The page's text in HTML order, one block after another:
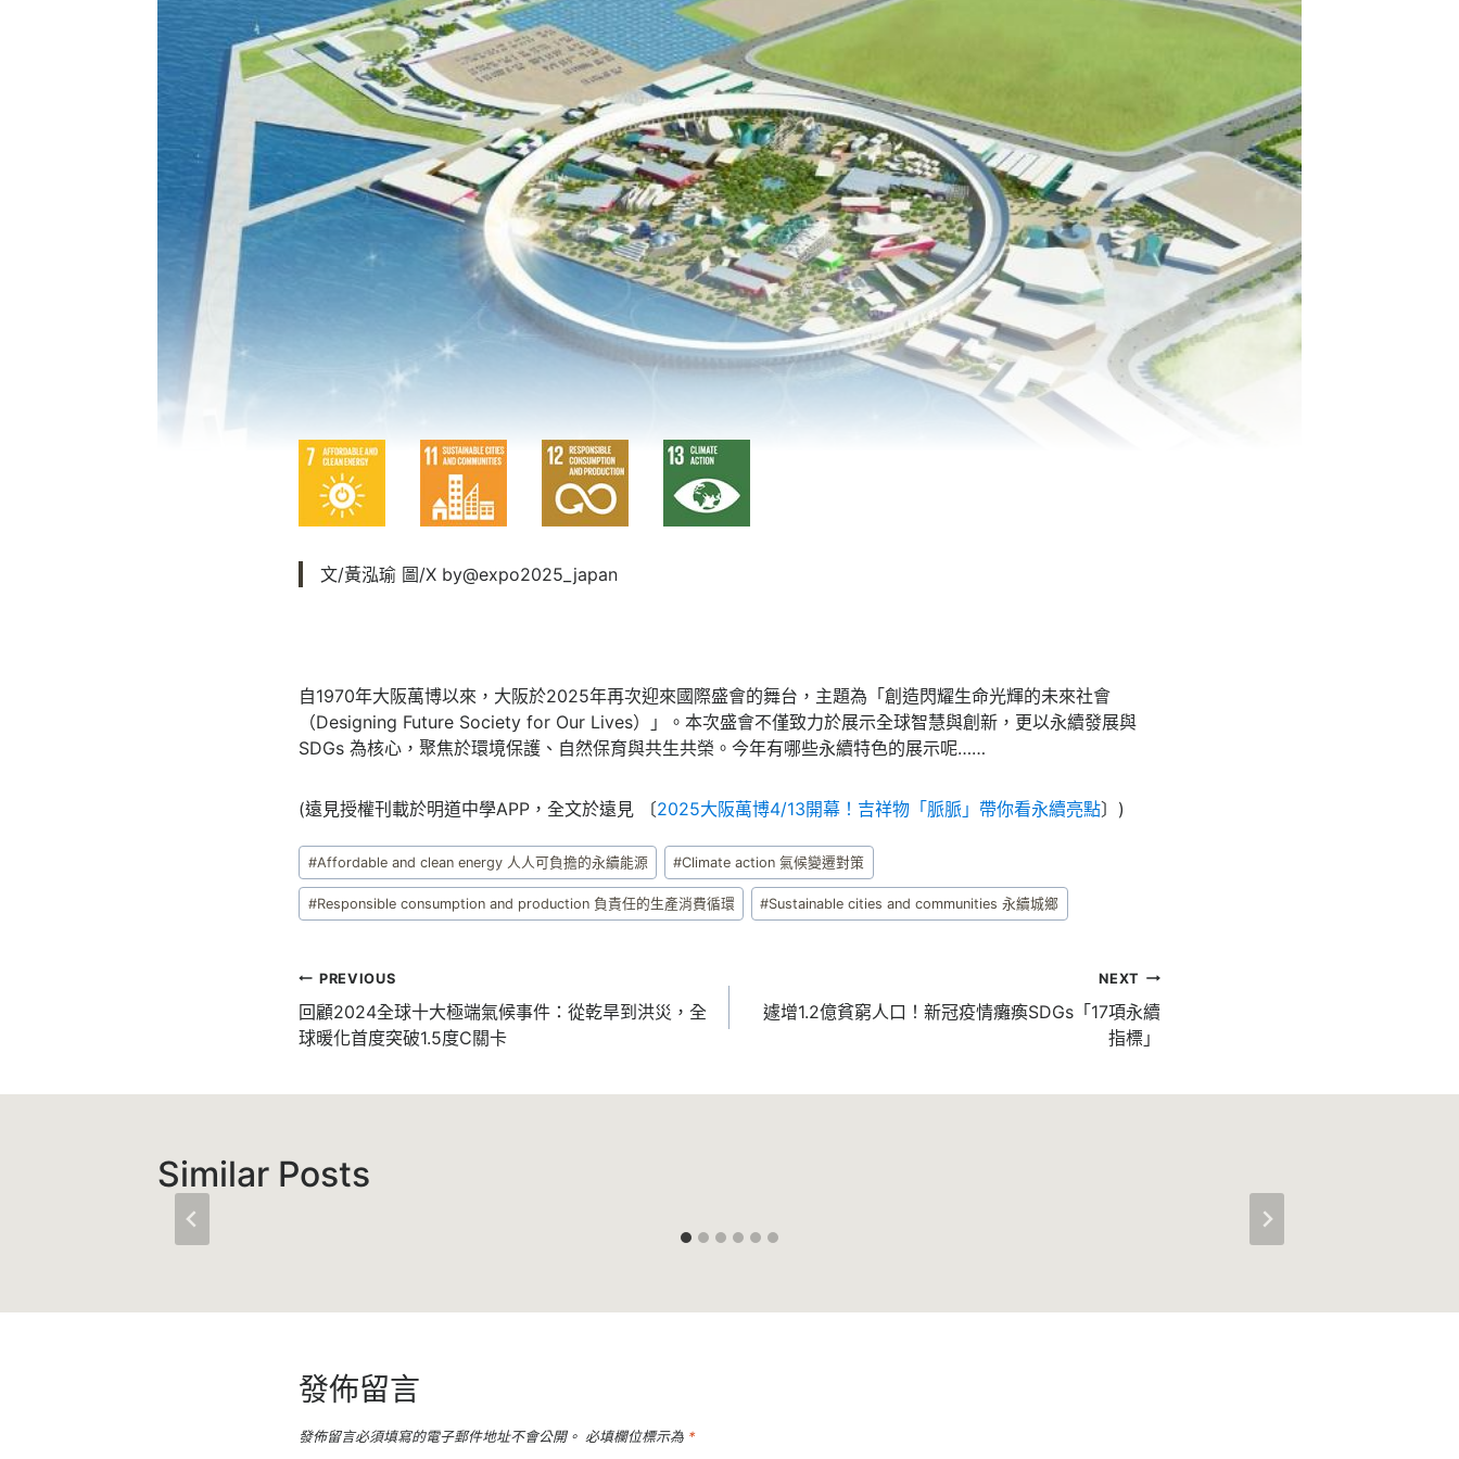
文/黃泓瑜 圖/X by@expo2025_japan
自1970年大阪萬博以來，大阪於2025年再次迎來國際盛會的舞台，主題為「創造閃耀生命光輝的未來社會
（Designing Future Society for Our Lives）」。本次盛會不僅致力於展示全球智慧與創新，更以永續發展與
SDGs 為核心，聚焦於環境保護、自然保育與共生共榮。今年有哪些永續特色的展示呢……
(遠見授權刊載於明道中學APP，全文於遠見 〔2025大阪萬博4/13開幕！吉祥物「脈脈」帶你看永續亮點〕)
Post
Tags:
#Affordable and clean energy 人人可負擔的永續能源 #Climate action 氣候變遷對策
#Responsible consumption and production 負責任的生產消費循環 #Sustainable cities and communities 永續城鄉
文
章
導
覽
PREVIOUS
回顧2024全球十大極端氣候事件：從乾旱到洪災，全
球暖化首度突破1.5度C關卡
NEXT
遽增1.2億貧窮人口！新冠疫情癱瘓SDGs「17項永續
指標」
Similar Posts
發佈留言
發佈留言必須填寫的電子郵件地址不會公開。 必填欄位標示為 *